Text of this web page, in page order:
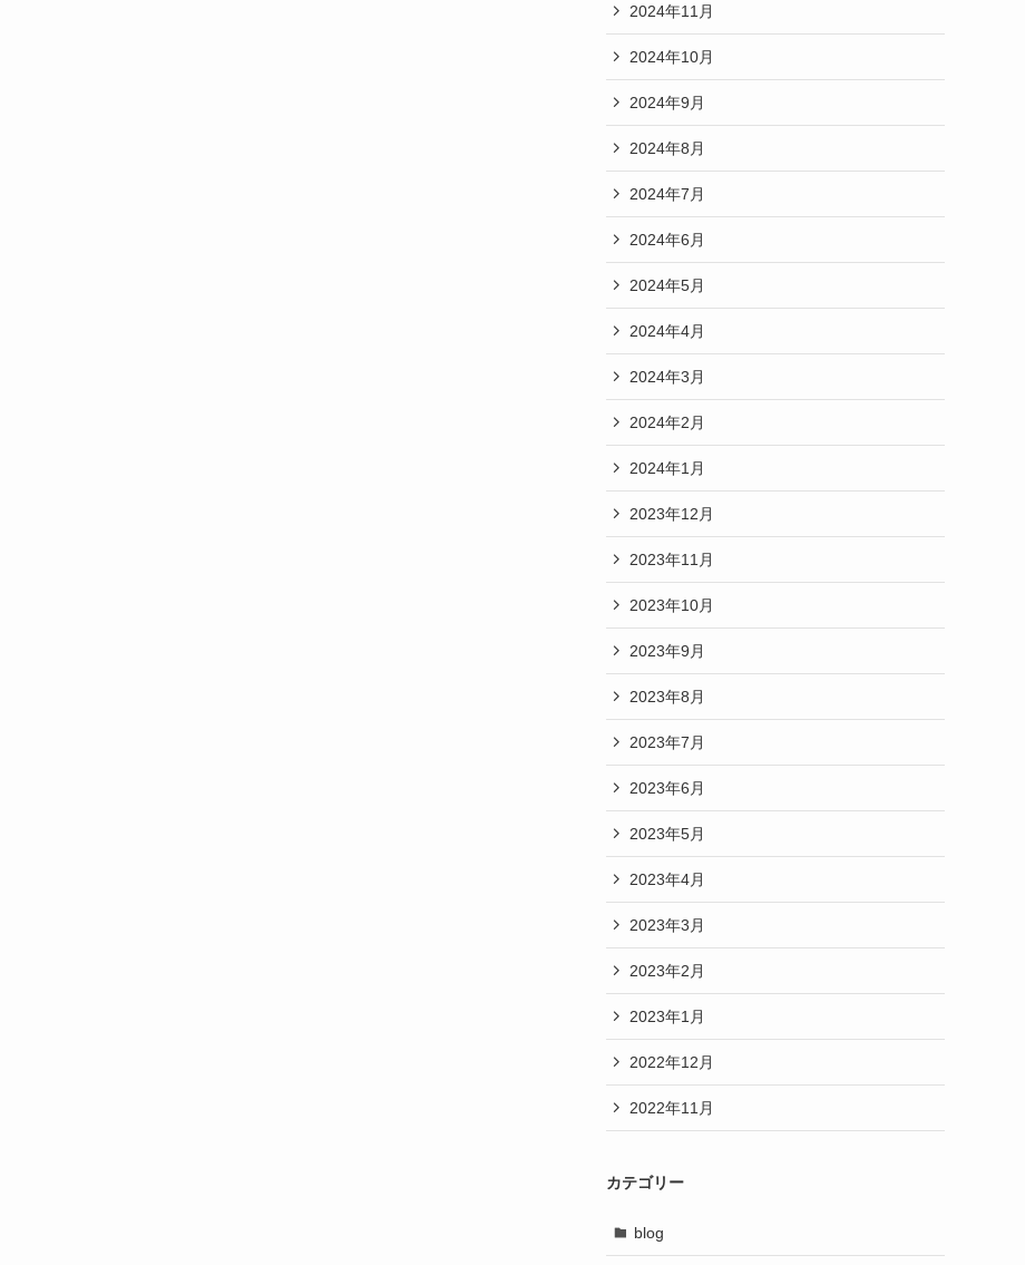
2024年11月
2024年10月
2024年9月
2024年8月
2024年7月
2024年6月
2024年5月
2024年4月
2024年3月
2024年2月
2024年1月
2023年12月
2023年11月
2023年10月
2023年9月
2023年8月
2023年7月
2023年6月
2023年5月
2023年4月
2023年3月
2023年2月
2023年1月
2022年12月
2022年11月
カテゴリー
blog